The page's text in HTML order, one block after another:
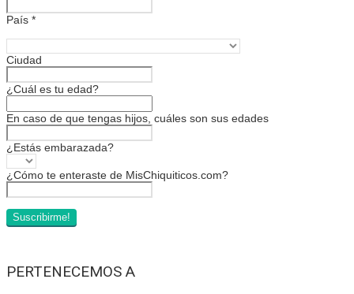
País *
Ciudad
¿Cuál es tu edad?
En caso de que tengas hijos, cuáles son sus edades
¿Estás embarazada?
¿Cómo te enteraste de MisChiquiticos.com?
PERTENECEMOS A